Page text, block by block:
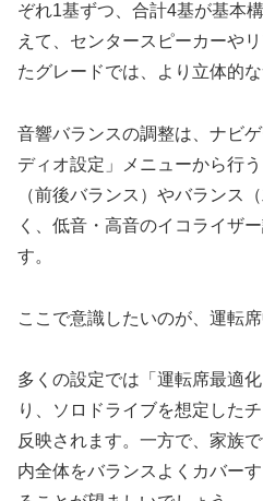
ぞれ1基ずつ、合計4基が基本
えて、センタースピーカーや
たグレードでは、より立体的
音響バランスの調整は、ナビ
ディオ設定」メニューから行
（前後バランス）やバランス
く、低音・高音のイコライザ
す。
ここで意識したいのが、運転
多くの設定では「運転席最適
り、ソロドライブを想定した
反映されます。一方で、家族
内全体をバランスよくカバー